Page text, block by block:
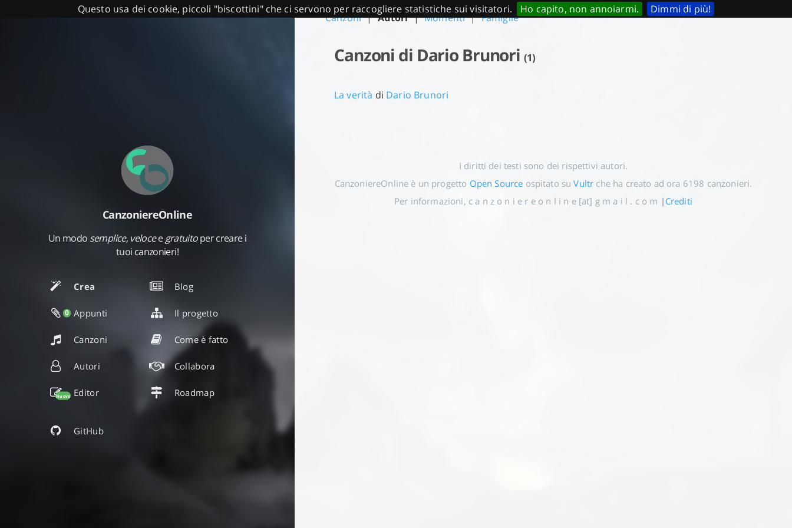
Questo usa dei cookie, piccoli "biscottini" che ci servono per raccogliere statistiche sui visitatori. Ho capito, non annoiarmi. Dimmi di più!
CanzoniereOnline
Un modo semplice, veloceegratuitoper creare i
tuoi canzonieri!
Crea
0 Appunti
Canzoni
Autori
Nuovo Editor
Blog
Il progetto
Come è fatto
Collabora
Roadmap
GitHub
Canzoni | Autori | Momenti | Famiglie
Canzoni di Dario Brunori (1)
La verità di Dario Brunori
I diritti dei testi sono dei rispettivi autori.
CanzoniereOnline è un progetto Open Source ospitato suVultr che ha creato ad ora 6198 canzonieri.
Per informazioni, c a n z o n i e r e o n l i n e [at] g m a i l . c o m | Crediti